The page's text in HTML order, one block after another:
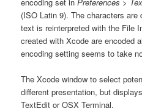
(ISO Latin 9). The characters
text is reinterpreted with the File
created with Xcode are encoded
encoding setting seems to take
The Xcode window to select
different presentation, but
TextEdit or OSX Terminal.